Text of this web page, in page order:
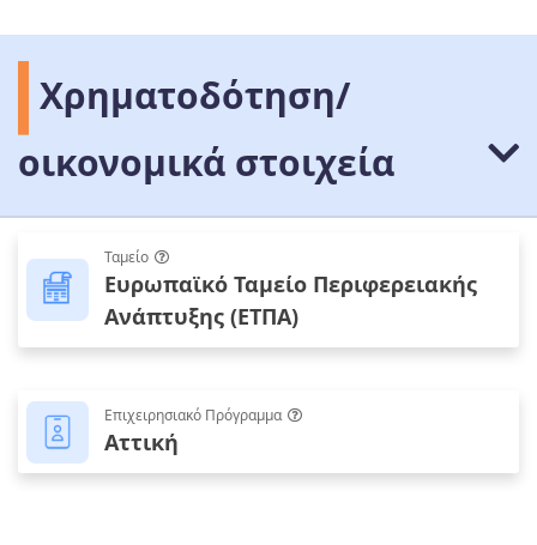
Χρηματοδότηση/
οικονομικά στοιχεία
Ταμείο
Ευρωπαϊκό Ταμείο Περιφερειακής
Ανάπτυξης (ΕΤΠΑ)
Επιχειρησιακό Πρόγραμμα
Αττική